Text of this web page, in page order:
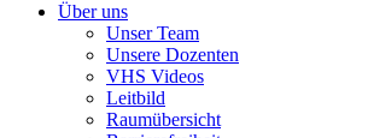
Über uns
Unser Team
Unsere Dozenten
VHS Videos
Leitbild
Raumübersicht